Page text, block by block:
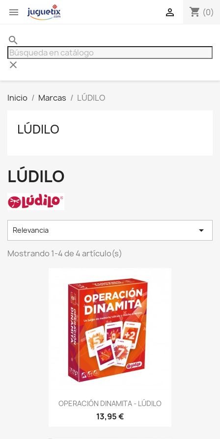
 shopping_cart (0)

search
clear
Inicio Marcas LÚDILO
LÚDILO
LÚDILO
Relevancia 
Mostrando 1-4 de 4 artículo(s)
OPERACIÓN DINAMITA - LÚDILO
13,95 €